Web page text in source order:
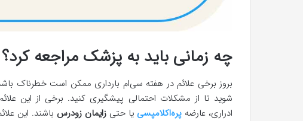
چه زمانی باید به پزشک مراجعه کرد؟
بروز برخی علائم در هفته سی‌ام بارداری ممکن است خطرناک
شوید تا از مشکلات احتمالی پیشگیری کنید. برخی از این
ادراری، عارضه پره‌اکلامپسی یا حتی زایمان زودرس باشند. این